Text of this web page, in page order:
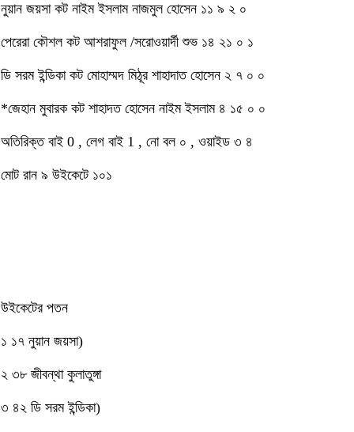
নুয়ান জয়সা কট নাইম ইসলাম নাজমুল হোসেন ১১ ৯ ২ ০
পেরেরা কৌশল কট আশরাফুল /সরোওয়ার্দী শুভ ১৪ ২১ ০ ১
ডি সরম ইন্ডিকা কট মোহাম্মদ মিঠূর শাহাদাত হোসেন ২ ৭ ০ ০
*জেহান মুবারক কট শাহাদত হোসেন নাইম ইসলাম ৪ ১৫ ০ ০
অতিরিক্ত বাই 0 , লেগ বাই 1 , নো বল ০ , ওয়াইড ৩ ৪
মোট রান ৯ উইকেটে ১০১
উইকেটের পতন
১ ১৭ নুয়ান জয়সা)
২ ৩৮ জীবন্থা কুলাতুঙ্গা
৩ ৪২ ডি সরম ইন্ডিকা)